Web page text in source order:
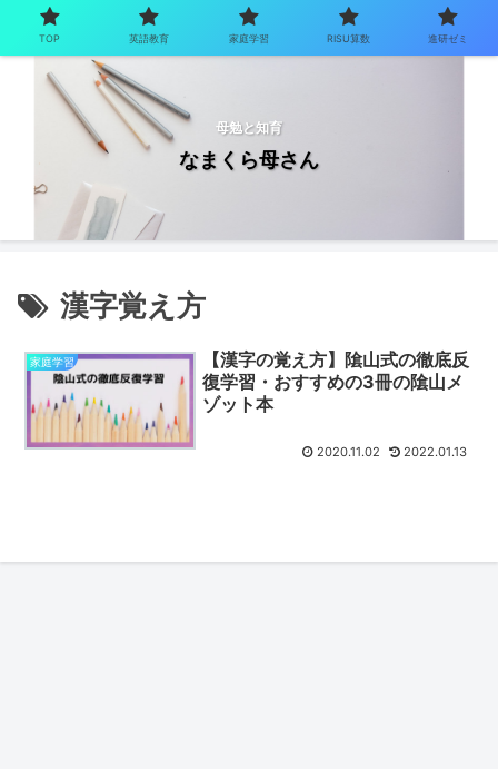
母勉と知育
なまくら母さん
漢字覚え方
家庭学習
【漢字の覚え方】隂山式の徹底反
復学習・おすすめの3冊の隂山メ
ゾット本
2020.11.02 2022.01.13
TOP 英語教育 家庭学習 RISU算数 進研ゼミ